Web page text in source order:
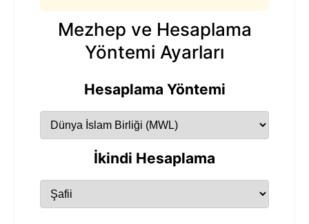
Mezhep ve Hesaplama
Yöntemi Ayarları
Hesaplama Yöntemi
İkindi Hesaplama